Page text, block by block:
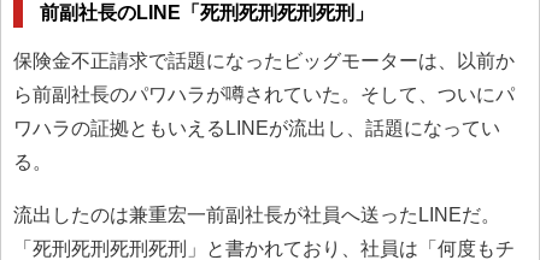
前副社長のLINE「死刑死刑死刑死刑」
保険金不正請求で話題になったビッグモーターは、以前か
ら前副社長のパワハラが噂されていた。そして、ついにパ
ワハラの証拠ともいえるLINEが流出し、話題になってい
る。
流出したのは兼重宏一前副社長が社員へ送ったLINEだ。
「死刑死刑死刑死刑」と書かれており、社員は「何度もチ